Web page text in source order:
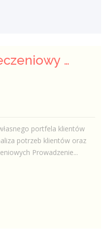
Agent Ubezpieczeniowy / Agentka Ubezpieczeniowa
portfela klientów
potrzeb klientów oraz
Prowadzenie...